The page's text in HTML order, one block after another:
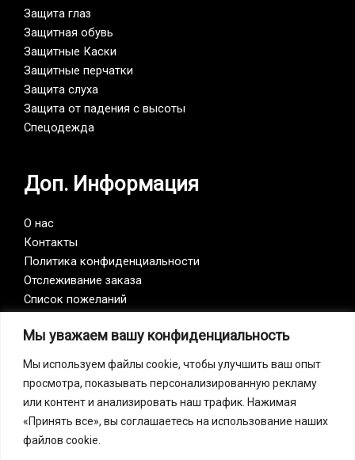
Мы уважаем вашу конфиденциальность
Мы используем файлы cookie, чтобы улучшить ваш опыт
просмотра, показывать персонализированную рекламу
или контент и анализировать наш трафик. Нажимая
«Принять все», вы соглашаетесь на использование наших
файлов cookie.
Защита глаз
Защитная обувь
Защитные Каски
Защитные перчатки
Защита слуха
Защита от падения с высоты
Спецодежда
Доп. Информация
О нас
Контакты
Политика конфиденциальности
Отслеживание заказа
Список пожеланий
Vision Zero
Наша компания является участником инициативы
Vision Zero. Vision Zero — это качественно новый
подход к организации профилактики, объединяющий
три направления – безопасность, гигиену труда и